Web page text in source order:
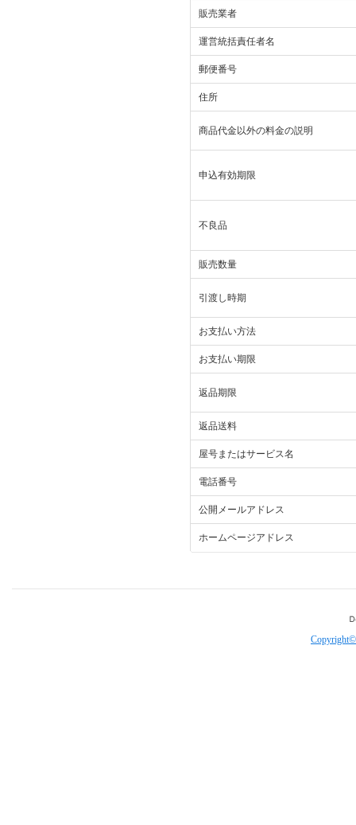
販売業者
運営統括責任者名
郵便番号
住所
商品代金以外の料金の説明
申込有効期限
不良品
販売数量
引渡し時期
お支払い方法
お支払い期限
返品期限
返品送料
屋号またはサービス名
電話番号
公開メールアドレス
ホームページアドレス
Copyright©